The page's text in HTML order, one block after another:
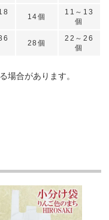
14個
11～13
個
28個
22～26
個
場合があります。